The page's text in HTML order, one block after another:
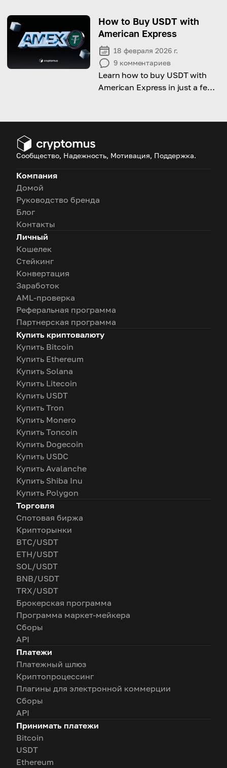
обеспечивая безопасные и
быстрые транзакции для
ваших клиентов.
How to Buy USDT with
American Express
18 февраля 2026 г.
9 комментариев
Learn how to buy USDT with
American Express in just a few
Сообщество, Надежность, Мотивация, Поддержка.
Компания
Домой
Руководство бренда
Блог
Контакты
Личный
Кошелек
Стейкинг
Конвертация
Заработок
AML-проверка
Реферальная программа
Партнерская программа
Купить криптовалюту
Купить Bitcoin
Купить Ethereum
Купить Solana
Купить Litecoin
Купить USDT
Купить Tron
Купить Monero
Купить Toncoin
Купить Dogecoin
Купить USDC
Купить Avalanche
Купить Shiba Inu
Купить Polygon
Торговля
Спотовая биржа
Крипторынки
BTC/USDT
ETH/USDT
SOL/USDT
BNB/USDT
TRX/USDT
Брокерская программа
Программа маркет-мейкера
Сборы
API
Платежи
Платежный шлюз
Криптопроцессинг
Плагины для электронной коммерции
Сборы
API
Принимать платежи
Bitcoin
USDT
Ethereum